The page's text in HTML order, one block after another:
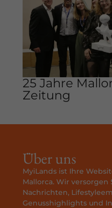
25 Jahre
Zeitung
Über uns
MyiLands ist Ihre
Mallorca. Wir
Nachrichten,
Genusshighlights und
Inhalte von Videoplattformen
werden standardmäßig
Medien akzeptiert werden,
keiner manuellen Einwilligung
Cookie-